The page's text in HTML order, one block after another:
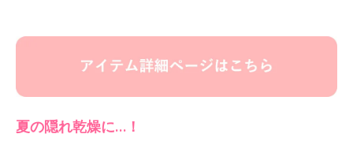
夏の隠れ乾燥に…！